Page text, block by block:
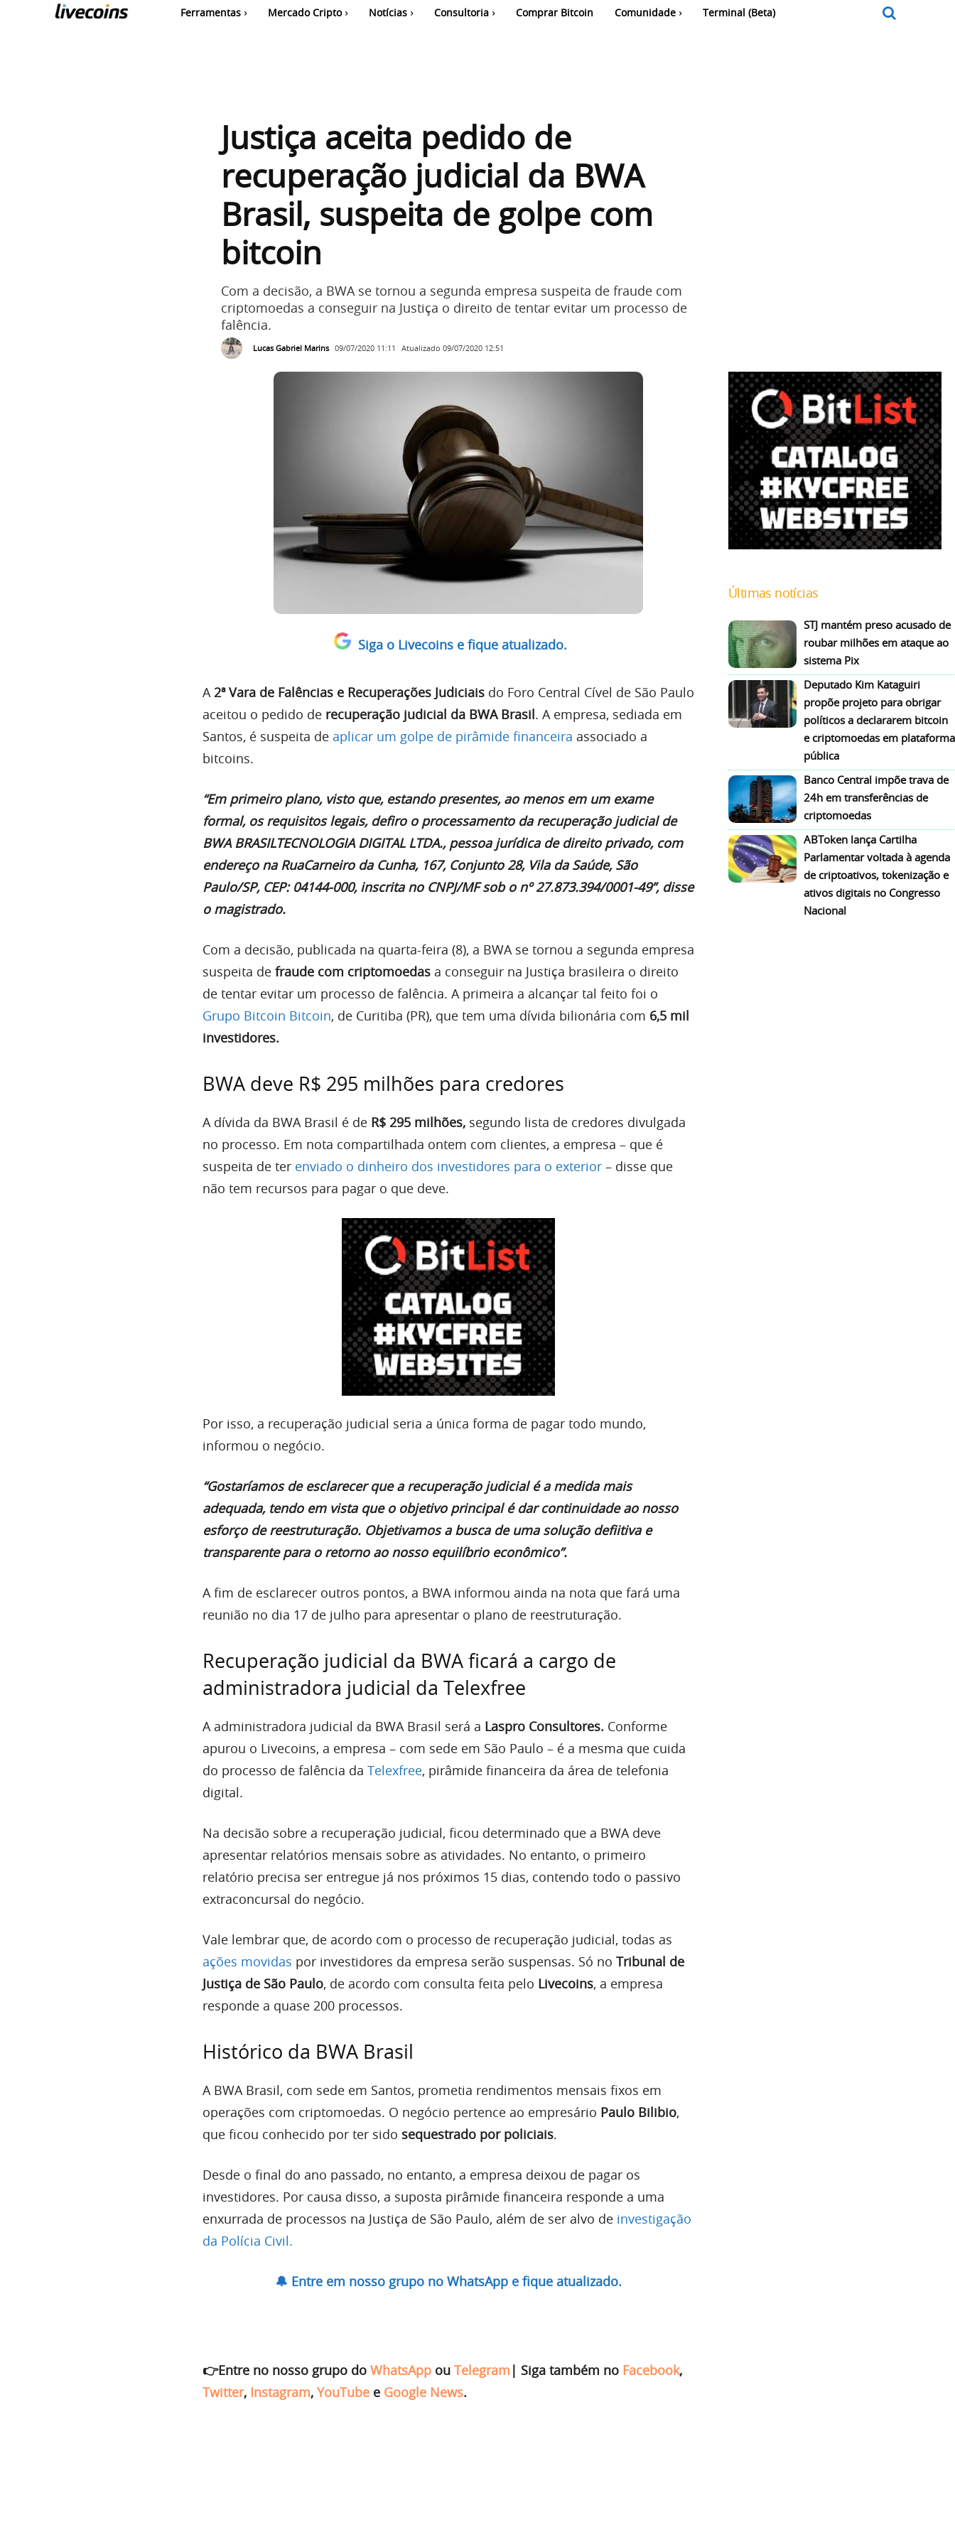
Ferramentas Mercado Cripto Notícias Consultoria Comprar Bitcoin Comunidade Terminal (Beta)
Justiça aceita pedido de
recuperação judicial da BWA
Brasil, suspeita de golpe com
bitcoin
Com a decisão, a BWA se tornou a segunda empresa suspeita de fraude com
criptomoedas a conseguir na Justiça o direito de tentar evitar um processo de
falência.
Lucas Gabriel Marins 09/07/2020 11:11 Atualizado 09/07/2020 12:51
Siga o Livecoins e fique atualizado.
A2ª Vara de Falências e Recuperações Judiciais do Foro Central Cível de São Paulo
aceitou o pedido de recuperação judicial da BWA Brasil. A empresa, sediada em
Santos, é suspeita de aplicar um golpe de pirâmide financeira associado a
bitcoins.
“Em primeiro plano, visto que, estando presentes, ao menos em um exame
formal, os requisitos legais, defiro o processamento da recuperação judicial de
BWA BRASILTECNOLOGIA DIGITAL LTDA., pessoa jurídica de direito privado, com
endereço na RuaCarneiro da Cunha, 167, Conjunto 28, Vila da Saúde, São
Paulo/SP, CEP: 04144-000, inscrita no CNPJ/MF sob o nº 27.873.394/0001-49”, disse
o magistrado.
Com a decisão, publicada na quarta-feira (8), a BWA se tornou a segunda empresa
suspeita de fraude com criptomoedas a conseguir na Justiça brasileira o direito
de tentar evitar um processo de falência. A primeira a alcançar tal feito foi o
Grupo Bitcoin Bitcoin, de Curitiba (PR), que tem uma dívida bilionária com 6,5 mil
investidores.
BWA deve R$ 295 milhões para credores
A dívida da BWA Brasil é de R$ 295 milhões, segundo lista de credores divulgada
no processo. Em nota compartilhada ontem com clientes, a empresa – que é
suspeita de ter enviado o dinheiro dos investidores para o exterior – disse que
não tem recursos para pagar o que deve.
Por isso, a recuperação judicial seria a única forma de pagar todo mundo,
informou o negócio.
“Gostaríamos de esclarecer que a recuperação judicial é a medida mais
adequada, tendo em vista que o objetivo principal é dar continuidade ao nosso
esforço de reestruturação. Objetivamos a busca de uma solução defiitiva e
transparente para o retorno ao nosso equilíbrio econômico”.
A fim de esclarecer outros pontos, a BWA informou ainda na nota que fará uma
reunião no dia 17 de julho para apresentar o plano de reestruturação.
Recuperação judicial da BWA ficará a cargo de
administradora judicial da Telexfree
A administradora judicial da BWA Brasil será a Laspro Consultores. Conforme
apurou o Livecoins, a empresa – com sede em São Paulo – é a mesma que cuida
do processo de falência da Telexfree, pirâmide financeira da área de telefonia
digital.
Na decisão sobre a recuperação judicial, ficou determinado que a BWA deve
apresentar relatórios mensais sobre as atividades. No entanto, o primeiro
relatório precisa ser entregue já nos próximos 15 dias, contendo todo o passivo
extraconcursal do negócio.
Vale lembrar que, de acordo com o processo de recuperação judicial, todas as
ações movidas por investidores da empresa serão suspensas. Só no Tribunal de
Justiça de São Paulo, de acordo com consulta feita pelo Livecoins, a empresa
responde a quase 200 processos.
Histórico da BWA Brasil
A BWA Brasil, com sede em Santos, prometia rendimentos mensais fixos em
operações com criptomoedas. O negócio pertence ao empresário Paulo Bilibio,
que ficou conhecido por ter sido sequestrado por policiais.
Desde o final do ano passado, no entanto, a empresa deixou de pagar os
investidores. Por causa disso, a suposta pirâmide financeira responde a uma
enxurrada de processos na Justiça de São Paulo, além de ser alvo de investigação
da Polícia Civil.
🔔 Entre em nosso grupo no WhatsApp e fique atualizado.
👉Entre no nosso grupo do WhatsApp ou Telegram | Siga também no Facebook,
Twitter, Instagram, YouTube e Google News.
Últimas notícias
STJ mantém preso acusado de
roubar milhões em ataque ao
sistema Pix
Deputado Kim Kataguiri
propõe projeto para obrigar
políticos a declararem bitcoin
e criptomoedas em plataforma
pública
Banco Central impõe trava de
24h em transferências de
criptomoedas
ABToken lança Cartilha
Parlamentar voltada à agenda
de criptoativos, tokenização e
ativos digitais no Congresso
Nacional